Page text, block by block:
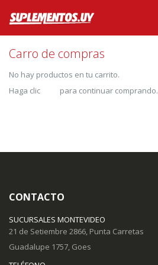
al
contenido
Carro de compras
No hay productos en tu carrito.
Haga clic
para continuar comprando.
CONTACTO
SUCURSALES MONTEVIDEO
21 de Setiembre 2866, Punta Carretas
Guadalupe 1757, Goes